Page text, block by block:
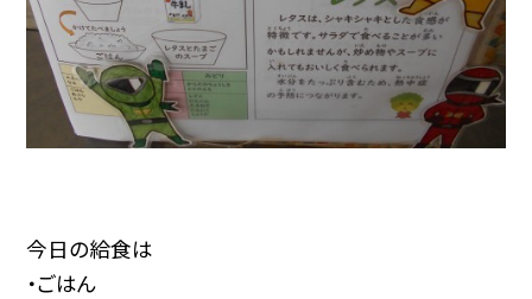
今日の給食は
・ごはん